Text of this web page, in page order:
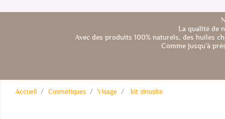
La qualité de
Avec des produits 100% naturels, des huiles
Comme jusqu’à
Accueil Cosmétiques Visage kit sinusite